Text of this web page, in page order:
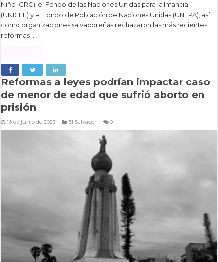
Niño (CRC), el Fondo de las Naciones Unidas para la Infancia
(UNICEF) y el Fondo de Población de Naciones Unidas (UNFPA), así
como organizaciones salvadoreñas rechazaron las más recientes
reformas …
Reformas a leyes podrían impactar caso
de menor de edad que sufrió aborto en
prisión
16 de junio de 2023 El Salvador 0